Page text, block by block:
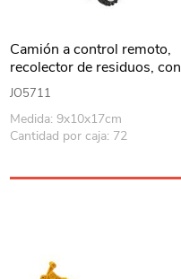
Camión a control remoto,
recolector de residuos, con
luz, 2+3AA en caja
JO5711
Medida: 9x10x17cm
Cantidad por caja: 72